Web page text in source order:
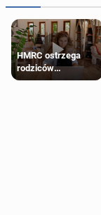
HMRC ostrzega
rodziców
pobierających Child